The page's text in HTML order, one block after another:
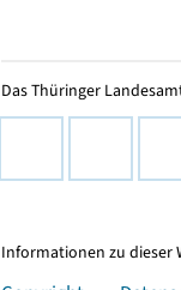
Das Thüringer
Informationen zu dieser